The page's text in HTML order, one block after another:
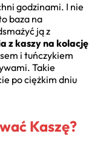
godzinami. I nie
baza na
ją z
z kaszy na kolację
i tuńczykiem
Takie
po ciężkim dniu
Kaszę?